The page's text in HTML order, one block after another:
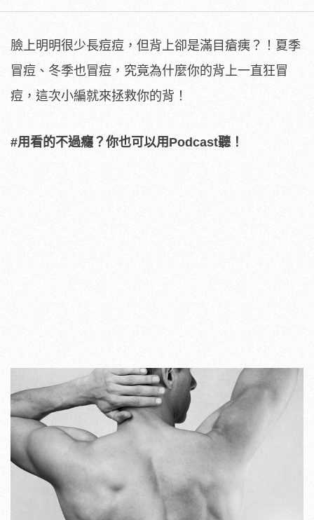
臉上明明很少長痘痘，但背上卻是滿目瘡痍？！夏季
冒痘、冬季也冒痘，究竟為什麼你的背上一直狂冒
痘，這次小編就來拯救你的背！
#用看的不過癮？你也可以用Podcast聽！